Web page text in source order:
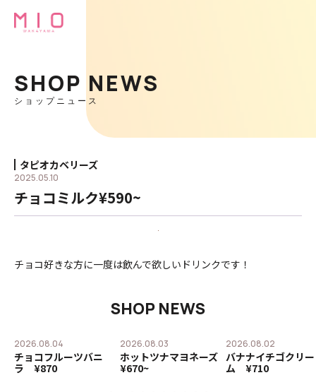
SHOP NEWS
ショップニュース
タピオカベリーズ
2025.05.10
チョコミルク¥590~
チョコ好きな方に一度は飲んで欲しいドリンクです！
SHOP NEWS
2026.08.04
チョコフルーツバニ
ラ ¥870
2026.08.03
ホットツナマヨネーズ
¥670~
2026.08.02
バナナイチゴクリー
ム ¥710